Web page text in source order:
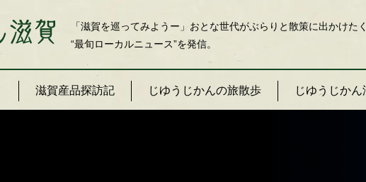
「滋賀を巡ってみようー」おとな世代がぶらりと散策に出かけた
“最旬ローカルニュース”を発信。
滋賀産品探訪記 じゆうじかんの旅散歩 じゆうじか